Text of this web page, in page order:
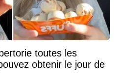
toutes les
obtenir le jour de